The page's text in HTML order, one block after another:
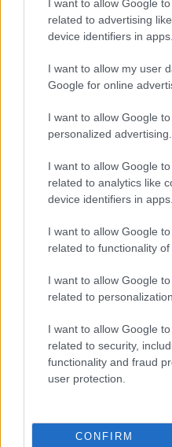
I want to allow Google
related to advertising
device identifiers in apps.
I want to allow my user
Google for online
I want to allow Google
personalized advertising.
I want to allow Google
related to analytics like
device identifiers in apps.
I want to allow Google
related to functionality
I want to allow Google
related to personalization.
I want to allow Google
related to security,
functionality and fraud
user protection.
CONFIRM
ζωής ενός ανθρώπου
τιμή στο
Ο Βασιλείς
σφυρί...
Και ας αναδυθούμε
καθρεφτίζουν την
Αθήνας· διαβάζουμε
εφημερίδας: «Τα
μερίδια: Το
(Λάρισας) επωλήθη
Το αντίτιμο
7 κληρονόμοι του
Η Σόφια έλαβε κατά
οι υπόλοιποι
Ελένη, Αικατερίνη,
Ήδη γίνονται
πώληση του
κυβερνητική άδεια